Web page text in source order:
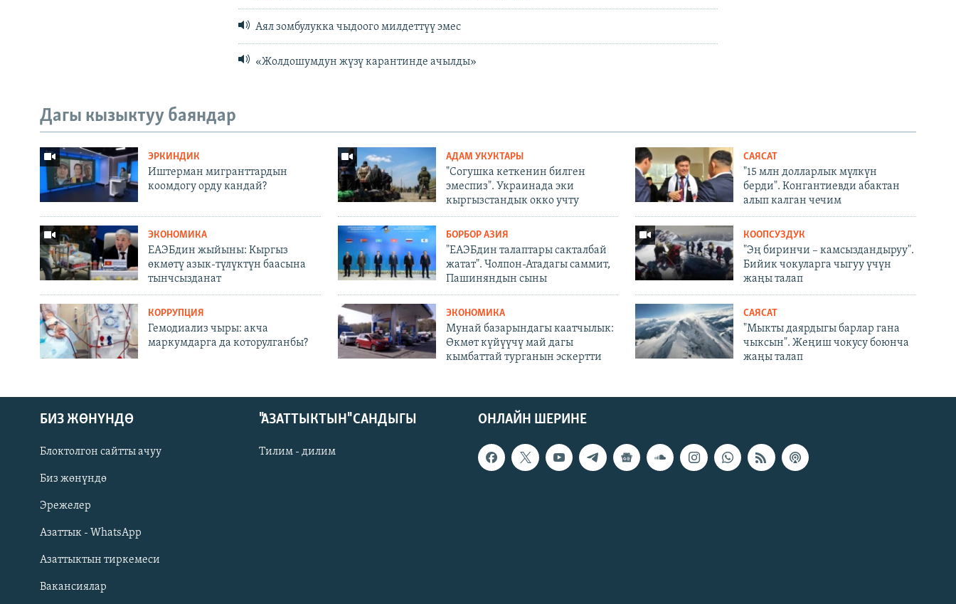
Русский
ОНЛАЙН ШЕРИНЕ
Аял зомбулукка чыдоого милдеттүү эмес
«Жолдошумдун жүзү карантинде ачылды»
Дагы кызыктуу баяндар
ЭРКИНДИК
Иштерман мигранттардын
коомдогу орду кандай?
АДАМ УКУКТАРЫ
"Согушка кеткенин билген
эмеспиз". Украинада эки
кыргызстандык окко учту
САЯСАТ
"15 млн долларлык мүлкүн
берди". Конгантиевди абактан
алып калган чечим
ЭКОНОМИКА
ЕАЭБдин жыйыны: Кыргыз
өкмөтү азык-түлүктүн баасына
тынчсызданат
БОРБОР АЗИЯ
"ЕАЭБдин талаптары сакталбай
жатат". Чолпон-Атадагы саммит,
Пашиняндын сыны
КООПСУЗДУК
"Эң биринчи – камсыздандыруу".
Бийик чокуларга чыгуу үчүн
жаңы талап
КОРРУПЦИЯ
Гемодиализ чыры: акча
маркумдарга да которулганбы?
ЭКОНОМИКА
Мунай базарындагы каатчылык:
Өкмөт күйүүчү май дагы
кымбаттай турганын эскертти
САЯСАТ
"Мыкты даярдыгы барлар гана
чыксын". Жеңиш чокусу боюнча
жаңы талап
ОНЛАЙН ШЕРИНЕ
БИЗ ЖӨНҮНДӨ
Блоктолгон сайтты ачуу
Биз жөнүндө
Эрежелер
Азаттык - WhatsApp
Азаттыктын тиркемеси
Вакансиялар
"АЗАТТЫКТЫН" САНДЫГЫ
Тилим - дилим